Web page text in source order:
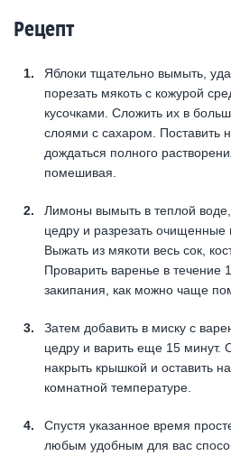
Рецепт
Яблоки тщательно вымыть,
порезать мякоть с кожурой
кусочками. Сложить их в
слоями с сахаром. Поставить
дождаться полного
помешивая.
Лимоны вымыть в теплой воде,
цедру и разрезать очищенные
Выжать из мякоти весь сок,
Проварить варенье в течение
закипания, как можно чаще
Затем добавить в миску с
цедру и варить еще 15 минут.
накрыть крышкой и оставить
комнатной температуре.
Спустя указанное время
любым удобным для вас